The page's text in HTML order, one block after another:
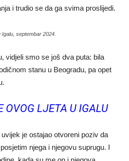
i trudio se da ga svima proslijedi.
septembar 2024.
vidjeli smo se još dva puta: bila
stanu u Beogradu, pa opet
OVOG LJETA U IGALU
je ostajao otvoreni poziv da
njega i njegovu suprugu. I